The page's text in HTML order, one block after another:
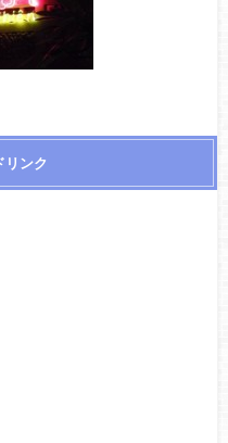
リンク